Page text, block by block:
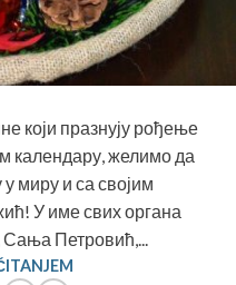
који празнују рођење
календару, желимо да
миру и са својим
У име свих органа
Сања Петровић,...